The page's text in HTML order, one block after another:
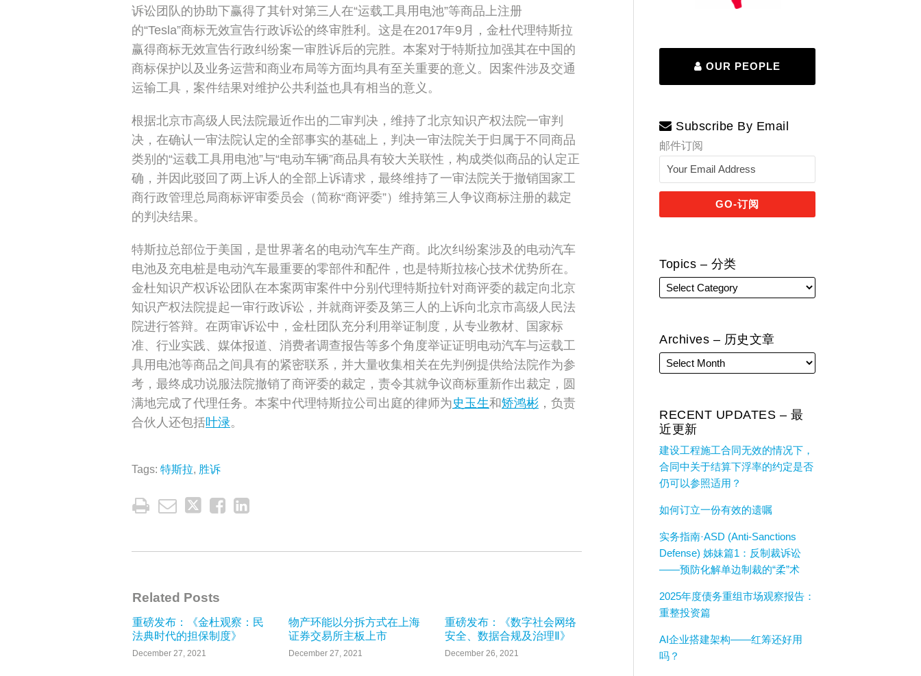
诉讼团队的协助下赢得了其针对第三人在“运载工具用电池”等商品上注册
的“Tesla”商标无效宣告行政诉讼的终审胜利。 这是在2017年9月，金杜代理特斯拉
赢得商标无效宣告行政纠纷案一审胜诉后的完胜。本案对于特斯拉加强其在中国的
商标保护以及业务运营和商业布局等方面均具有至关重要的意义。因案件涉及交通
运输工具，案件结果对维护公共利益也具有相当的意义。
根据北京市高级人民法院最近作出的二审判决，维持了北京知识产权法院一审判
决，在确认一审法院认定的全部事实的基础上，判决一审法院关于归属于不同商品
类别的“运载工具用电池”与“电动车辆”商品具有较大关联性，构成类似商品的认定正
确，并因此驳回了两上诉人的全部上诉请求，最终维持了一审法院关于撤销国家工
商行政管理总局商标评审委员会（简称“商评委”）维持第三人争议商标注册的裁定
的判决结果。
特斯拉总部位于美国，是世界著名的电动汽车生产商。此次纠纷案涉及的电动汽车
电池及充电桩是电动汽车最重要的零部件和配件，也是特斯拉核心技术优势所在。
金杜知识产权诉讼团队在本案两审案件中分别代理特斯拉针对商评委的裁定向北京
知识产权法院提起一审行政诉讼，并就商评委及第三人的上诉向北京市高级人民法
院进行答辩。在两审诉讼中，金杜团队充分利用举证制度，从专业教材、国家标
准、行业实践、媒体报道、消费者调查报告等多个角度举证证明电动汽车与运载工
具用电池等商品之间具有的紧密联系，并大量收集相关在先判例提供给法院作为参
考，最终成功说服法院撤销了商评委的裁定，责令其就争议商标重新作出裁定，圆
满地完成了代理任务。本案中代理特斯拉公司出庭的律师为史玉生和矫鸿彬 ，负责
合伙人还包括叶渌。
Tags: 特斯拉, 胜诉
Related Posts
重磅发布：《金杜观察：民
法典时代的担保制度》
December 27, 2021
物产环能以分拆方式在上海
证券交易所主板上市
December 27, 2021
重磅发布：《数字社会网络
安全、数据合规及治理Ⅱ》
December 26, 2021
OUR PEOPLE
Subscribe By Email
邮件订阅
Topics – 分类
Archives – 历史文章
RECENT UPDATES – 最
近更新
建设工程施工合同无效的情况下，
合同中关于结算下浮率的约定是否
仍可以参照适用？
如何订立一份有效的遗嘱
实务指南·ASD (Anti-Sanctions
Defense) 姊妹篇1：反制裁诉讼
——预防化解单边制裁的“柔”术
2025年度债务重组市场观察报告：
重整投资篇
AI企业搭建架构——红筹还好用
吗？